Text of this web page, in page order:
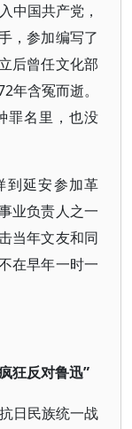
中国共产党，
，参加编写了
后曾任文化部
年含冤而逝。
罪名里，也没
到延安参加革
业负责人之一
当年文友和同
在早年一时一
狂反对鲁迅”
日民族统一战